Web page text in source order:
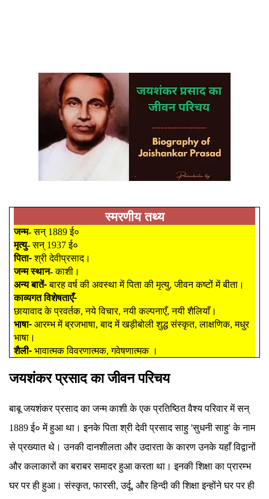
स्मरणीय तथ्य
जन्म-सन् 1889ई०
मृत्यु- सन् 1937ई०
पिता-श्री देवीप्रसाद।
जन्म स्थान- काशी।
अन्य बातें-बारह वर्ष की अवस्था में पिता की मृत्यु,जीवन कष्टों में बीता।
काव्यगत विशेषताएँ-
छायावाद के प्रवर्तक,नये विचार,नयी कल्पनाएँ,नयी शैलियाँ।
भाषा-आरम्भ में ब्रजभाषा,बाद में खड़ीबोली शुद्ध संस्कृत,लाक्षणिक,मधुर
भाषा।
शैली-भावात्मक विवरणात्मक,गवेषणात्मक ।
जयशंकर प्रसाद का जीवन परिचय
बाबू जयशंकर प्रसाद का जन्म काशी के एक प्रतिष्ठित वैश्य परिवार में सन्
1889 ई० में हुआ था। इनके पिता श्री देवी प्रसाद साहु 'सुधनी साहु' के नाम
से प्रख्यात थे। उनकी दानशीलता और उदारता के कारण उनके यहाँ विद्वानों
और कलाकारों का बराबर समादर हुआ करता था। इनकी शिक्षा का प्रारम्भ
घर पर ही हुआ। संस्कृत, फारसी, उर्दू, और हिन्दी की शिक्षा इन्होंने घर पर ही